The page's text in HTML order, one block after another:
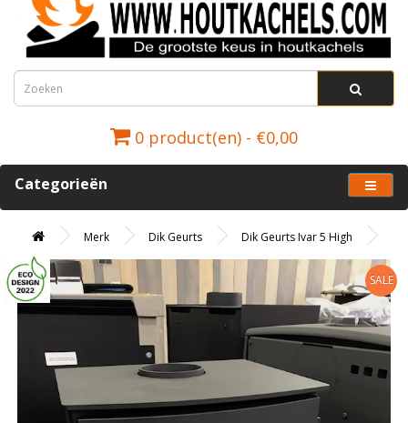
0 product(en) - €0,00
Categorieën
Merk Dik Geurts Dik Geurts Ivar 5 High
SALE